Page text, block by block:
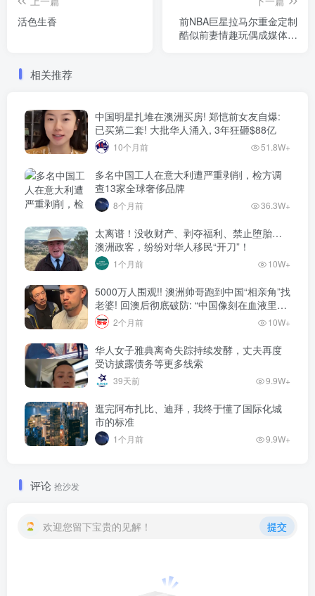
活色生香
前NBA巨星拉马尔重金定制
酷似前妻情趣玩偶成媒体焦
相关推荐
中国明星扎堆在澳洲买房! 郑恺前女友自爆:
已买第二套! 大批华人涌入, 3年狂砸$88亿
10个月前 51.8W+
多名中国工人在意大利遭严重剥削，检方调
查13家全球奢侈品牌
8个月前 36.3W+
太离谱！没收财产、剥夺福利、禁止堕胎…
澳洲政客，纷纷对华人移民“开刀”！
1个月前 10W+
5000万人围观!! 澳洲帅哥跑到中国“相亲角”找
老婆! 回澳后彻底破防: “中国像刻在血液里的
家”! 全网疯狂热议…
2个月前 10W+
华人女子雅典离奇失踪持续发酵，丈夫再度
受访披露债务等更多线索
39天前 9.9W+
逛完阿布扎比、迪拜，我终于懂了国际化城
市的标准
1个月前 9.9W+
评论 抢沙发
欢迎您留下宝贵的见解！ 提交